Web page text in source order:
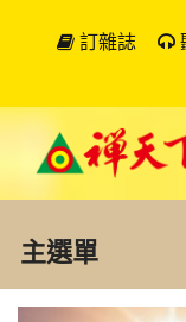
訂雜誌
主選單